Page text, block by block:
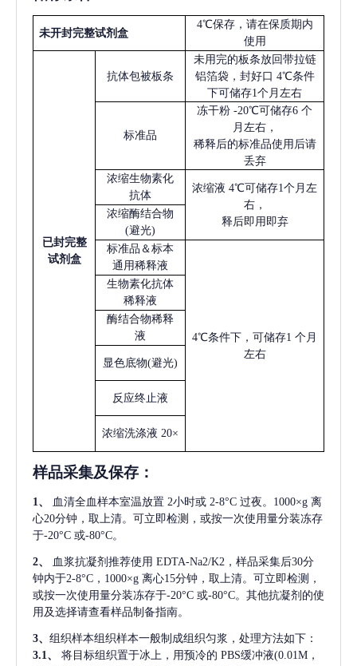
未开封完整试剂盒
4℃保存，请在保质期内
使用
已封完整
试剂盒
抗体包被板条
未用完的板条放回带拉链
铝箔袋，封好口 4℃条件
下可储存1个月左右
标准品
冻干粉 -20℃可储存6 个
月左右，
稀释后的标准品使用后请
丢弃
浓缩生物素化
抗体
浓缩液 4℃可储存1个月左
右，
释后即用即弃
浓缩酶结合物
(避光)
标准品＆标本
通用稀释液
4℃条件下，可储存1 个月
左右
生物素化抗体
稀释液
酶结合物稀释
液
显色底物(避光)
反应终止液
浓缩洗涤液 20×
样品采集及保存 ：
1、 血清全血样本室温放置 2小时或 2-8°C 过夜。1000×g 离
心20分钟，取上清。可立即检测，或按一次使用量分装冻存
于-20°C 或-80°C。
2、 血浆抗凝剂推荐使用 EDTA-Na2/K2，样品采集后30分
钟内于2-8°C，1000×g 离心15分钟，取上清。可立即检测，
或按一次使用量分装冻存于-20°C 或-80°C。其他抗凝剂的使
用及选择请查看样品制备指南。
3、 组织样本组织样本一般制成组织匀浆，处理方法如下：
3.1、
将目标组织置于冰上，用预冷的 PBS缓冲液(0.01M，